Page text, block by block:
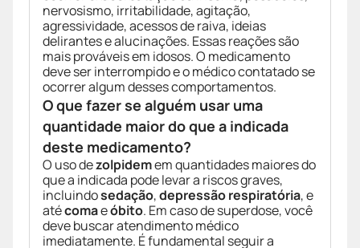
nervosismo, irritabilidade, agitação,
agressividade, acessos de raiva, ideias
delirantes e alucinações. Essas reações são
mais prováveis em idosos. O medicamento
deve ser interrompido e o médico contatado se
ocorrer algum desses comportamentos.
O que fazer se alguém usar uma
quantidade maior do que a indicada
deste medicamento?
O uso dezolpidemem quantidades maiores do
que a indicada pode levar a riscos graves,
incluindosedação,depressão respiratória, e
atécomaeóbito. Em caso de superdose, você
deve buscar atendimento médico
imediatamente. É fundamental seguir a